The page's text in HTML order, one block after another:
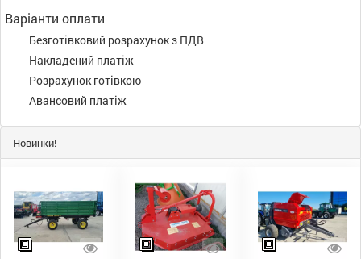
Варіанти оплати
Безготівковий розрахунок з ПДВ
Накладений платіж
Розрахунок готівкою
Авансовий платіж
Новинки!